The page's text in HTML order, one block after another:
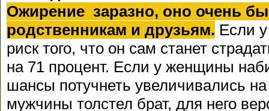
Ожирение заразно, оно очень
родственникам и друзьям. Если
риск того, что он сам станет
на 71 процент. Если у женщины
шансы потучнеть увеличивались
мужчины толстел брат, для него